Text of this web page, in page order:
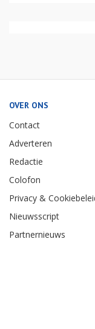
OVER ONS
Contact
Adverteren
Redactie
Colofon
Privacy &
Nieuwsscript
Partnernieuws